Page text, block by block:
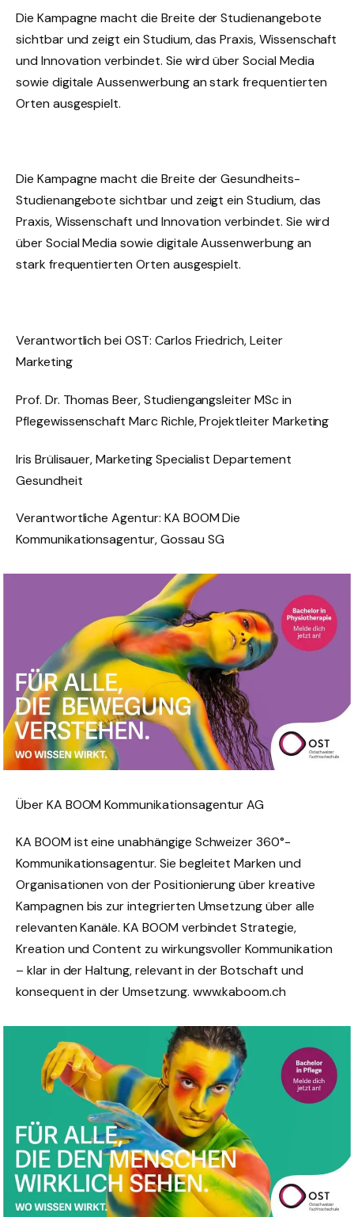
Die Kampagne macht die Breite der Studienangebote
sichtbar und zeigt ein Studium, das Praxis, Wissenschaft
und Innovation verbindet. Sie wird über Social Media
sowie digitale Aussenwerbung an stark frequentierten
Orten ausgespielt.
Die Kampagne macht die Breite der Gesundheits-
Studienangebote sichtbar und zeigt ein Studium, das
Praxis, Wissenschaft und Innovation verbindet. Sie wird
über Social Media sowie digitale Aussenwerbung an
stark frequentierten Orten ausgespielt.
Verantwortlich bei OST: Carlos Friedrich, Leiter
Marketing
Prof. Dr. Thomas Beer, Studiengangsleiter MSc in
Pflegewissenschaft Marc Richle, Projektleiter Marketing
Iris Brülisauer, Marketing Specialist Departement
Gesundheit
Verantwortliche Agentur: KA BOOM Die
Kommunikationsagentur, Gossau SG
Über KA BOOM Kommunikationsagentur AG
KA BOOM ist eine unabhängige Schweizer 360°-
Kommunikationsagentur. Sie begleitet Marken und
Organisationen von der Positionierung über kreative
Kampagnen bis zur integrierten Umsetzung über alle
relevanten Kanäle. KA BOOM verbindet Strategie,
Kreation und Content zu wirkungsvoller Kommunikation
– klar in der Haltung, relevant in der Botschaft und
konsequent in der Umsetzung. www.kaboom.ch